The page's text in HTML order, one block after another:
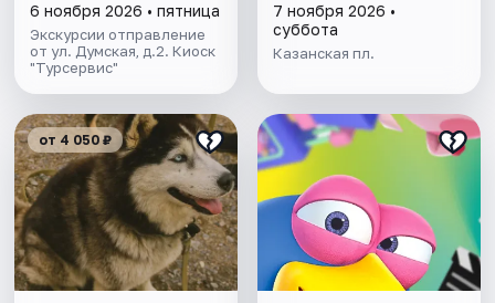
6 ноября 2026 • пятница
Экскурсии отправление
от ул. Думская, д.2. Киоск
"Турсервис"
7 ноября 2026 •
суббота
Казанская пл.
от 4 050 ₽